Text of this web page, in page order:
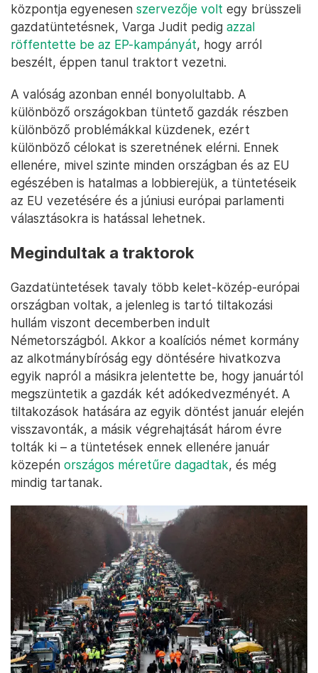
központja egyenesen szervezője volt egy brüsszeli
gazdatüntetésnek, Varga Judit pedig azzal
röffentette be az EP-kampányát, hogy arról
beszélt, éppen tanul traktort vezetni.
A valóság azonban ennél bonyolultabb. A
különböző országokban tüntető gazdák részben
különböző problémákkal küzdenek, ezért
különböző célokat is szeretnének elérni. Ennek
ellenére, mivel szinte minden országban és az EU
egészében is hatalmas a lobbierejük, a tüntetéseik
az EU vezetésére és a júniusi európai parlamenti
választásokra is hatással lehetnek.
Megindultak a traktorok
Gazdatüntetések tavaly több kelet-közép-európai
országban voltak, a jelenleg is tartó tiltakozási
hullám viszont decemberben indult
Németországból. Akkor a koalíciós német kormány
az alkotmánybíróság egy döntésére hivatkozva
egyik napról a másikra jelentette be, hogy januártól
megszüntetik a gazdák két adókedvezményét. A
tiltakozások hatására az egyik döntést január elején
visszavonták, a másik végrehajtását három évre
tolták ki – a tüntetések ennek ellenére január
közepén országos méretűre dagadtak, és még
mindig tartanak.